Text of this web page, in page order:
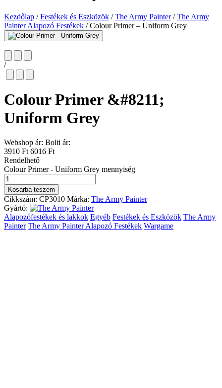
Kezdőlap / Festékek és Eszközök / The Army Painter / The Army
Painter Alapozó Festékek /Colour Primer – Uniform Grey
/
Colour Primer &#8211;
Uniform Grey
Webshop ár: Bolti ár:
3910 Ft 6016 Ft
Rendelhető
Colour Primer - Uniform Grey mennyiség
Kosárba teszem
Cikkszám: CP3010 Márka: The Army Painter
Gyártó:
Alapozófestékek és lakkok Egyéb Festékek és Eszközök The Army
Painter The Army Painter Alapozó Festékek Wargame